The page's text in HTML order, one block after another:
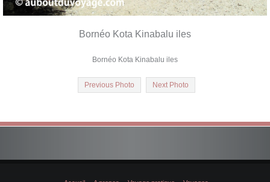
Bornéo Kota Kinabalu iles
Bornéo Kota Kinabalu iles
Previous Photo Next Photo